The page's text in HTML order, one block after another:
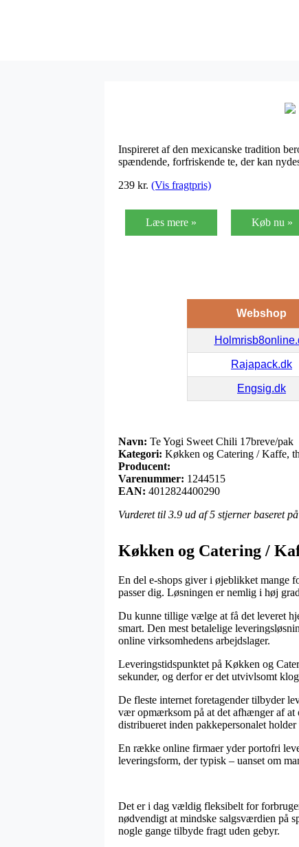
Inspireret af den mexicanske tradition
spændende, forfriskende te, der kan
239 kr. (Vis fragtpris)
Læs mere » Køb nu »
Webshop
Rajapack.dk
Engsig.dk
Navn: Te Yogi Sweet Chili 17breve/pak
Kategori: Køkken og Catering / Kaffe,
Producent:
Varenummer: 1244515
EAN: 4012824400290
Vurderet til 3.9 ud af 5 stjerner baseret på
Køkken og Catering /
En del e-shops giver i øjeblikket mange
passer dig. Løsningen er nemlig i høj
Du kunne tillige vælge at få det leveret
smart. Den mest betalelige
online virksomhedens arbejdslager.
Leveringstidspunktet på Køkken og
sekunder, og derfor er det utvivlsomt
De fleste internet foretagender tilbyder
vær opmærksom på at det afhænger af at
distribueret inden pakkepersonalet
En række online firmaer yder portofri
leveringsform, der typisk – uanset om
Det er i dag vældig fleksibelt for
nødvendigt at mindske salgsværdien på
nogle gange tilbyde fragt uden gebyr.